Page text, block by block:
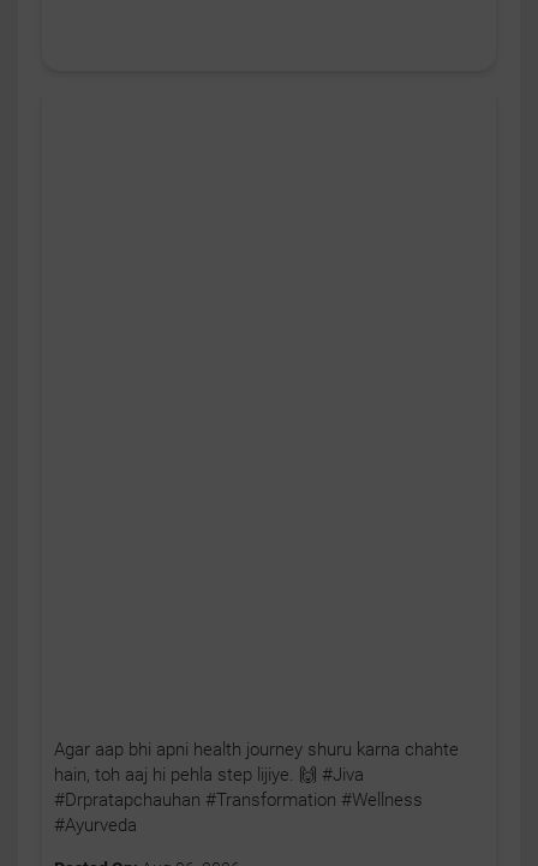
Agar aap bhi apni health journey shuru karna chahte
hain, toh aaj hi pehla step lijiye. 🙌 #Jiva
#Drpratapchauhan #Transformation #Wellness
#Ayurveda